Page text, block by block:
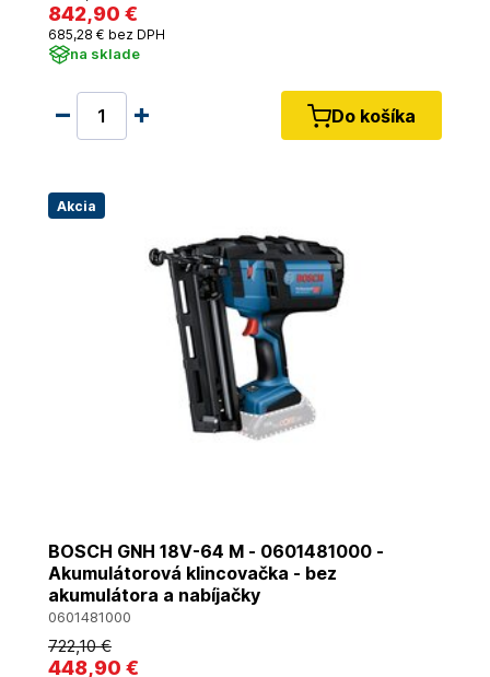
842,90 €
685,28 € bez DPH
na sklade
Do košíka
Akcia
BOSCH GNH 18V-64 M - 0601481000 -
Akumulátorová klincovačka - bez
akumulátora a nabíjačky
0601481000
722,10 €
448,90 €